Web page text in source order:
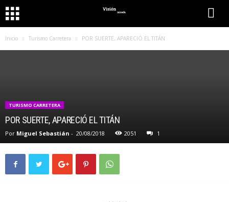
Inicio Turismo Carretera POR SUERTE, APARECIÓ EL TITÁN
TURISMO CARRETERA
POR SUERTE, APARECIÓ EL TITÁN
Por Miguel Sebastián - 20/08/2018 2051 1